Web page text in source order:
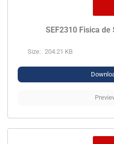
SEF2310 Fisica
Size: 204.21 KB